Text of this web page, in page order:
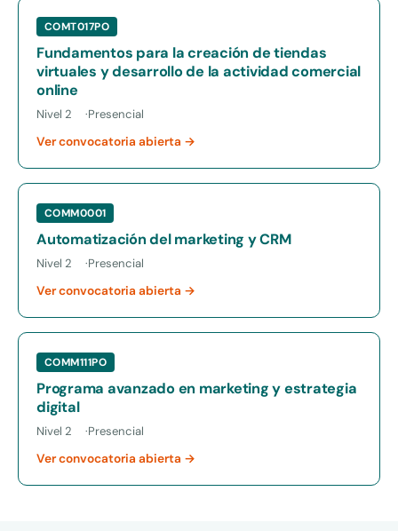
COMT017PO
Fundamentos para la creación de tiendas
virtuales y desarrollo de la actividad comercial
online
Nivel 2 Presencial
Ver convocatoria abierta →
COMM0001
Automatización del marketing y CRM
Nivel 2 Presencial
Ver convocatoria abierta →
COMM111PO
Programa avanzado en marketing y estrategia
digital
Nivel 2 Presencial
Ver convocatoria abierta →